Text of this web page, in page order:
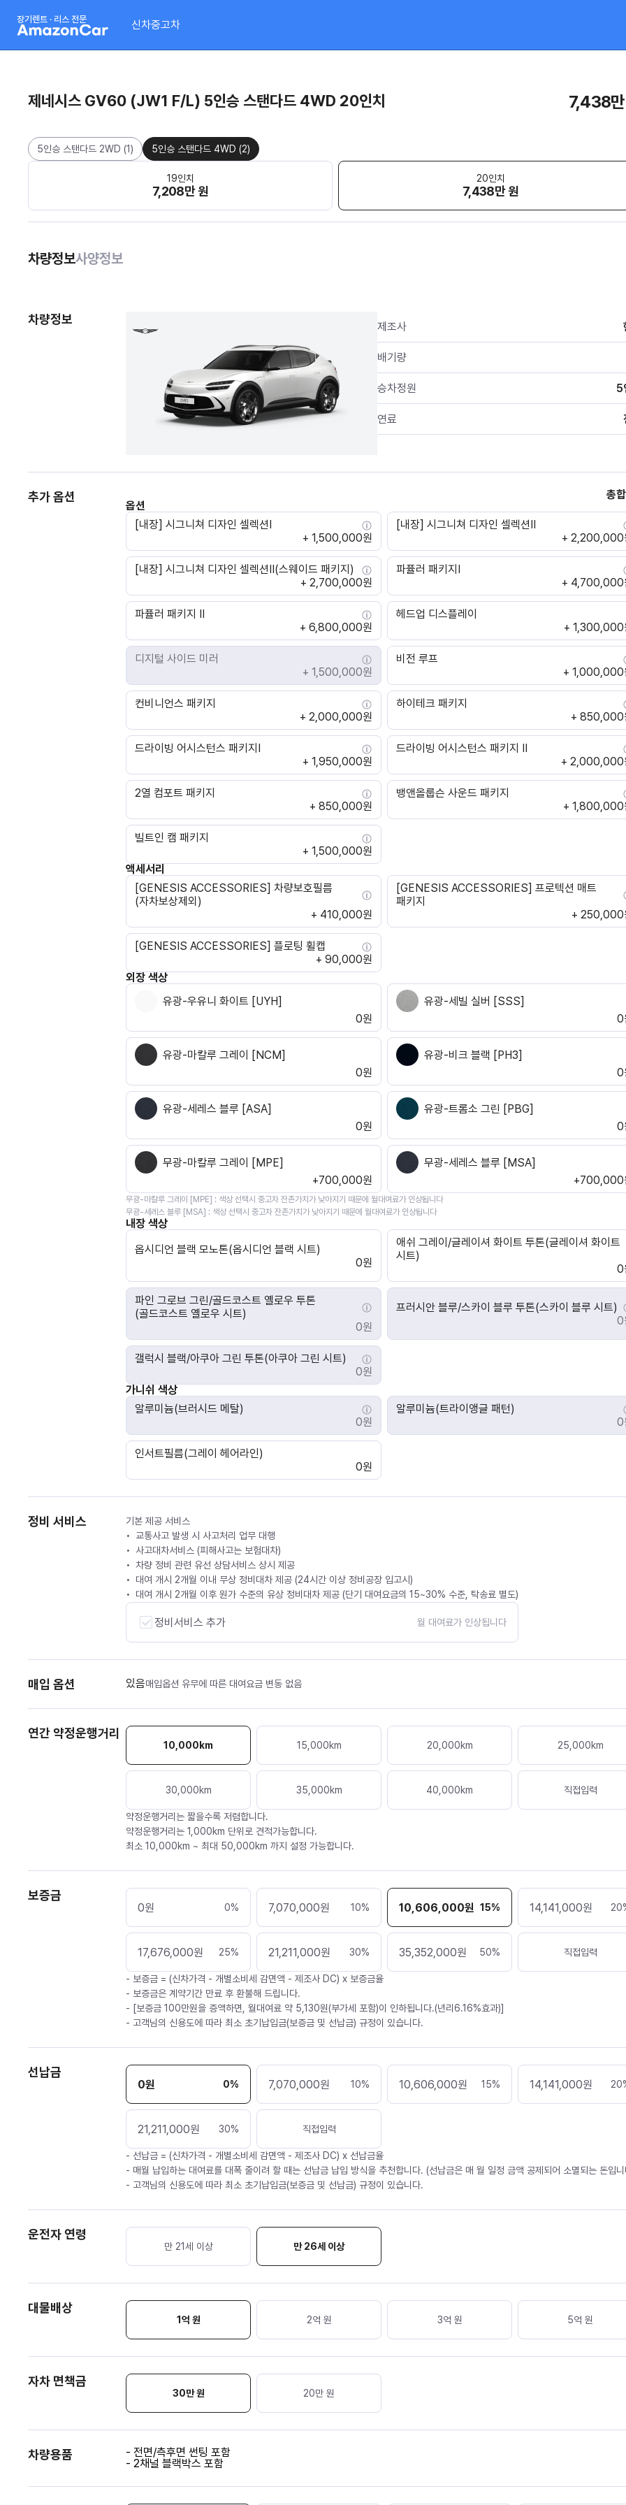
장기렌트 · 리스 전문 신차중고차
제네시스 GV60 (JW1 F/L) 5인승 스탠다드 4WD 20인치 7,438
5인승 스탠다드 2WD (1) 5인승 스탠다드 4WD (2)
19인치
7,208만 원
20인치
7,438만 원
차량정보사양정보
차량정보
제조사
배기량
승차정원 5
연료
추가 옵션 총합
옵션
[내장] 시그니쳐 디자인 셀렉션Ⅰ
+ 1,500,000원
[내장] 시그니쳐 디자인 셀렉션Ⅱ
+ 2,200,000
[내장] 시그니쳐 디자인 셀렉션Ⅱ(스웨이드 패키지)
+ 2,700,000원
파퓰러 패키지Ⅰ
+ 4,700,000
파퓰러 패키지 II
+ 6,800,000원
헤드업 디스플레이
+ 1,300,000
디지털 사이드 미러
+ 1,500,000원
비전 루프
+ 1,000,000
컨비니언스 패키지
+ 2,000,000원
하이테크 패키지
+ 850,000
드라이빙 어시스턴스 패키지Ⅰ
+ 1,950,000원
드라이빙 어시스턴스 패키지 II
+ 2,000,000
2열 컴포트 패키지
+ 850,000원
뱅앤올룹슨 사운드 패키지
+ 1,800,000
빌트인 캠 패키지
+ 1,500,000원
액세서리
[GENESIS ACCESSORIES] 차량보호필름
(자차보상제외)
+ 410,000원
[GENESIS ACCESSORIES] 프로텍션 매트
패키지
+ 250,000
[GENESIS ACCESSORIES] 플로팅 휠캡
+ 90,000원
외장 색상
유광-우유니 화이트 [UYH]
0원
유광-세빌 실버 [SSS]
0
유광-마칼루 그레이 [NCM]
0원
유광-비크 블랙 [PH3]
0
유광-세레스 블루 [ASA]
0원
유광-트롬소 그린 [PBG]
0
무광-마칼루 그레이 [MPE]
+700,000원
무광-세레스 블루 [MSA]
+700,000
무광-마칼루 그레이 [MPE] : 색상 선택시 중고차 잔존가치가 낮아지기 때문에 월대여료가 인상됩니다
무광-세레스 블루 [MSA] : 색상 선택시 중고차 잔존가치가 낮아지기 때문에 월대여료가 인상됩니다
내장 색상
옵시디언 블랙 모노톤(옵시디언 블랙 시트)
0원
애쉬 그레이/글레이셔 화이트 투톤(글레이셔 화이트
시트)
0
파인 그로브 그린/골드코스트 옐로우 투톤
(골드코스트 옐로우 시트)
0원
프러시안 블루/스카이 블루 투톤(스카이 블루 시트)
0
갤럭시 블랙/아쿠아 그린 투톤(아쿠아 그린 시트)
0원
가니쉬 색상
알루미늄(브러시드 메탈)
0원
알루미늄(트라이앵글 패턴)
0
인서트필름(그레이 헤어라인)
0원
정비 서비스
기본 제공 서비스
교통사고 발생 시 사고처리 업무 대행
사고대차서비스 (피해사고는 보험대차)
차량 정비 관련 유선 상담서비스 상시 제공
대여 개시 2개월 이내 무상 정비대차 제공 (24시간 이상 정비공장 입고시)
대여 개시 2개월 이후 원가 수준의 유상 정비대차 제공 (단기 대여요금의 15~30% 수준, 탁송료 별도)
정비서비스 추가 월 대여료가 인상됩니다
매입 옵션 있음매입옵션 유무에 따른 대여요금 변동 없음
연간 약정운행거리
10,000 km 15,000km 20,000km 25,000km
30,000km 35,000km 40,000km 직접입력
약정운행거리는 짧을수록 저렴합니다.
약정운행거리는 1,000km 단위로 견적가능합니다.
최소 10,000km ~ 최대 50,000km 까지 설정 가능합니다.
보증금
0원 0% 7,070,000원 10% 10,606,000원 15% 14,141,000원 20
17,676,000원 25% 21,211,000원 30% 35,352,000원 50% 직접입력
- 보증금 = (신차가격 - 개별소비세 감면액 - 제조사 DC) x 보증금율
- 보증금은 계약기간 만료 후 환불해 드립니다.
- [보증금 100만원을 증액하면, 월대여료 약 5,130원(부가세 포함)이 인하됩니다.(년리6.16%효과)]
- 고객님의 신용도에 따라 최소 초기납입금(보증금 및 선납금) 규정이 있습니다.
선납금
0원 0% 7,070,000원 10% 10,606,000원 15% 14,141,000원 20
21,211,000원 30% 직접입력
- 선납금 = (신차가격 - 개별소비세 감면액 - 제조사 DC) x 선납금율
- 매월 납입하는 대여료를 대폭 줄이려 할 때는 선납금 납입 방식을 추천합니다. (선납금은 매 월 일정 금액 공제되어 소멸되는 돈입니
- 고객님의 신용도에 따라 최소 초기납입금(보증금 및 선납금) 규정이 있습니다.
운전자 연령
만 21세 이상 만 26세 이상
대물배상
1억 원 2억 원 3억 원 5억 원
자차 면책금
30만 원 20만 원
차량용품
- 전면/측후면 썬팅 포함
- 2채널 블랙박스 포함